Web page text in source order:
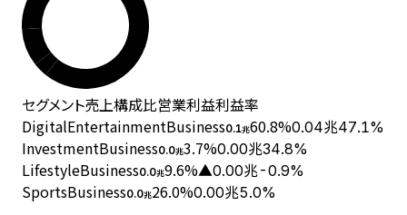
セグメント売上構成比営業利益利益率
DigitalEntertainmentBusiness0.1兆60.8%0.04兆47.1%
InvestmentBusiness0.0兆3.7%0.00兆34.8%
LifestyleBusiness0.0兆9.6%▲0.00兆-0.9%
SportsBusiness0.0兆26.0%0.00兆5.0%